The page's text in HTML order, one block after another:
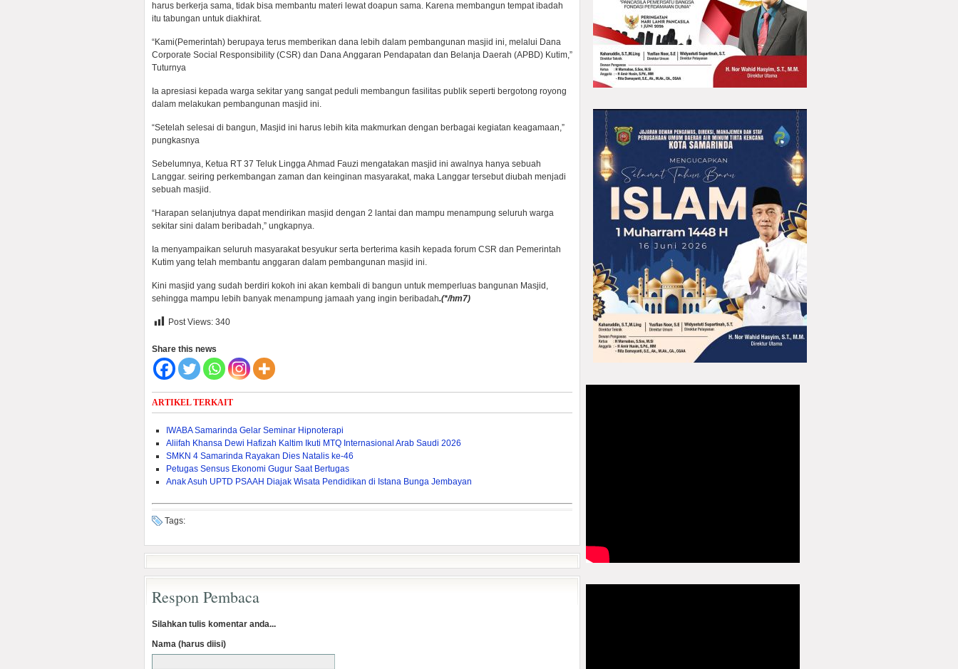
harus berkerja sama, tidak bisa membantu materi lewat doapun sama. Karena membangun tempat ibadah
itu tabungan untuk diakhirat.
“Kami(Pemerintah) berupaya terus memberikan dana lebih dalam pembangunan masjid ini, melalui Dana
Corporate Social Responsibility (CSR) dan Dana Anggaran Pendapatan dan Belanja Daerah (APBD) Kutim,”
Tuturnya
Ia apresiasi kepada warga sekitar yang sangat peduli membangun fasilitas publik seperti bergotong royong
dalam melakukan pembangunan masjid ini.
“Setelah selesai di bangun, Masjid ini harus lebih kita makmurkan dengan berbagai kegiatan keagamaan,”
pungkasnya
Sebelumnya, Ketua RT 37 Teluk Lingga Ahmad Fauzi mengatakan masjid ini awalnya hanya sebuah
Langgar. seiring perkembangan zaman dan keinginan masyarakat, maka Langgar tersebut diubah menjadi
sebuah masjid.
“Harapan selanjutnya dapat mendirikan masjid dengan 2 lantai dan mampu menampung seluruh warga
sekitar sini dalam beribadah,” ungkapnya.
Ia menyampaikan seluruh masyarakat besyukur serta berterima kasih kepada forum CSR dan Pemerintah
Kutim yang telah membantu anggaran dalam pembangunan masjid ini.
Kini masjid yang sudah berdiri kokoh ini akan kembali di bangun untuk memperluas bangunan Masjid,
sehingga mampu lebih banyak menampung jamaah yang ingin beribadah.(*/hm7)
Post Views: 340
Share this news
ARTIKEL TERKAIT
IWABA Samarinda Gelar Seminar Hipnoterapi
Aliifah Khansa Dewi Hafizah Kaltim Ikuti MTQ Internasional Arab Saudi 2026
SMKN 4 Samarinda Rayakan Dies Natalis ke-46
Petugas Sensus Ekonomi Gugur Saat Bertugas
Anak Asuh UPTD PSAAH Diajak Wisata Pendidikan di Istana Bunga Jembayan
Tags:
Respon Pembaca
Silahkan tulis komentar anda...
Nama (harus diisi)